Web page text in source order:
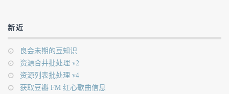
新近
良会未期的豆知识
资源合并批处理 v2
资源列表批处理 v4
获取豆瓣 FM 红心歌曲信息